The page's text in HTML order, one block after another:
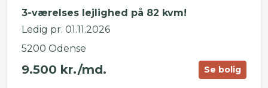
3-værelses lejlighed på 82 kvm!
Ledig pr. 01.11.2026
5200 Odense
9.500 kr./md. Se bolig